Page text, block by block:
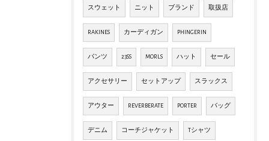
スウェット ニット ブランド 取扱店
RAKINES カーディガン PHINGERIN
パンツ 23SS MORLS ハット セール
アクセサリー セットアップ スラックス
アウター REVERBERATE PORTER バッグ
デニム コーチジャケット Tシャツ